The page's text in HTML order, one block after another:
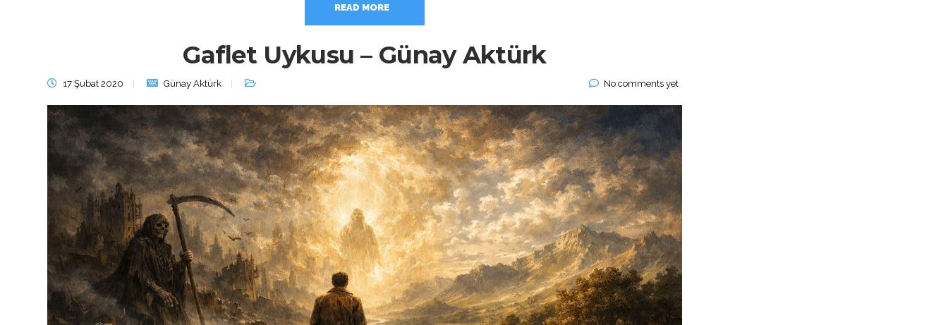
READ MORE
Gaflet Uykusu – Günay Aktürk
17 Şubat 2020 Günay Aktürk No comments yet